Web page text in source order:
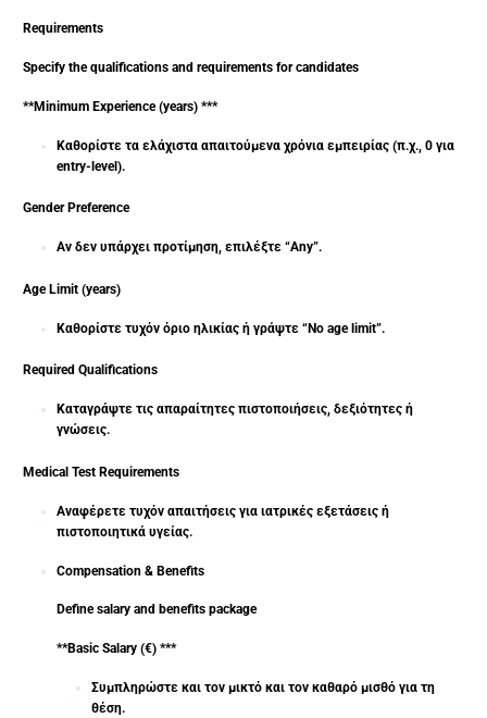
Requirements
Specify the qualifications and requirements for candidates
**Minimum Experience (years) ***
Καθορίστε τα ελάχιστα απαιτούμενα χρόνια εμπειρίας (π.χ., 0 για
entry-level).
Gender Preference
Αν δεν υπάρχει προτίμηση, επιλέξτε “Any”.
Age Limit (years)
Καθορίστε τυχόν όριο ηλικίας ή γράψτε “No age limit”.
Required Qualifications
Καταγράψτε τις απαραίτητες πιστοποιήσεις, δεξιότητες ή
γνώσεις.
Medical Test Requirements
Αναφέρετε τυχόν απαιτήσεις για ιατρικές εξετάσεις ή
πιστοποιητικά υγείας.
Compensation & Benefits
Define salary and benefits package
**Basic Salary (€) ***
Συμπληρώστε και τον μικτό και τον καθαρό μισθό για τη
θέση.